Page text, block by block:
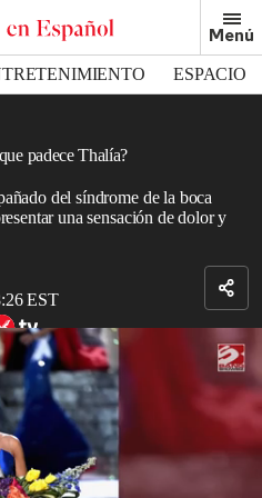
Menú
ESPACIO
padece Thalía?
del síndrome de la boca
una sensación de dolor y
EST
Rocky Gathercole
mexicana,Thalía
que padece disgeusia. Se trata
que se caracteriza por presentar
un fuerte ardor en la boca.